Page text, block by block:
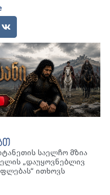
საელჩო მზია
„დაუყოვნებლივ
ითხოვს